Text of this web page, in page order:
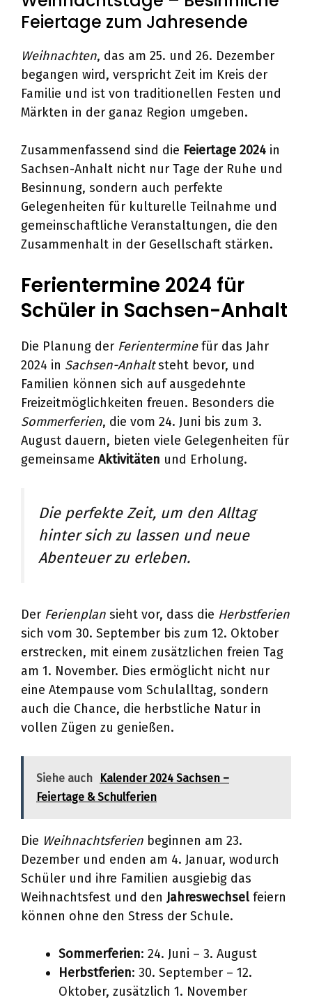
Feiertage zum Jahresende
Weihnachten, das am 25. und 26. Dezember
begangen wird, verspricht Zeit im Kreis der
Familie und ist von traditionellen Festen und
Märkten in der ganaz Region umgeben.
Zusammenfassend sind die Feiertage 2024 in
Sachsen-Anhalt nicht nur Tage der Ruhe und
Besinnung, sondern auch perfekte
Gelegenheiten für kulturelle Teilnahme und
gemeinschaftliche Veranstaltungen, die den
Zusammenhalt in der Gesellschaft stärken.
Ferientermine 2024 für
Schüler in Sachsen-Anhalt
Die Planung der Ferienterminefür das Jahr
2024 in Sachsen-Anhaltsteht bevor, und
Familien können sich auf ausgedehnte
Freizeitmöglichkeiten freuen. Besonders die
Sommerferien, die vom 24. Juni bis zum 3.
August dauern, bieten viele Gelegenheiten für
gemeinsame Aktivitäten und Erholung.
Die perfekte Zeit, um den Alltag
hinter sich zu lassen und neue
Abenteuer zu erleben.
Der Ferienplan sieht vor, dass die Herbstferien
sich vom 30. September bis zum 12. Oktober
erstrecken, mit einem zusätzlichen freien Tag
am 1. November. Dies ermöglicht nicht nur
eine Atempause vom Schulalltag, sondern
auch die Chance, die herbstliche Natur in
vollen Zügen zu genießen.
Siehe auch
Kalender 2024 Sachsen –
Feiertage & Schulferien
Die Weihnachtsferien beginnen am 23.
Dezember und enden am 4. Januar, wodurch
Schüler und ihre Familien ausgiebig das
Weihnachtsfest und den Jahreswechsel feiern
können ohne den Stress der Schule.
Sommerferien: 24. Juni – 3. August
Herbstferien: 30. September – 12.
Oktober, zusätzlich 1. November